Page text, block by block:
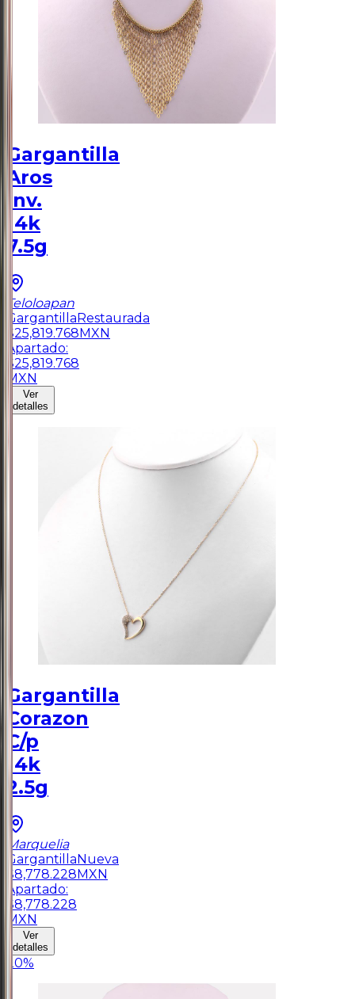
Gargantilla
Aros
Inv.
14k
7.5g
Teloloapan
GargantillaRestaurada
$25,819.768MXN
Apartado:
$25,819.768
MXN
Ver
detalles
Gargantilla
Corazon
C/p
14k
2.5g
Marquelia
GargantillaNueva
$8,778.228MXN
Apartado:
$8,778.228
MXN
Ver
detalles
20%